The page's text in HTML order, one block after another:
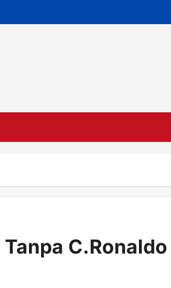
C.Ronaldo